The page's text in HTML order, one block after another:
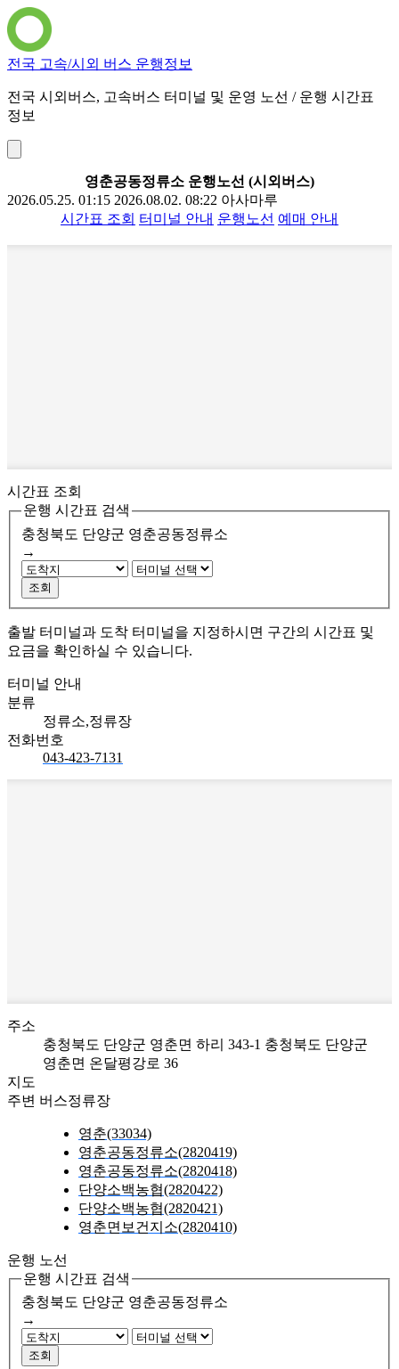
전국 고속/시외 버스 운행정보
전국 시외버스, 고속버스 터미널 및 운영 노선 / 운행 시간표
정보
영춘공동정류소 운행노선 (시외버스)
2026.05.25. 01:15 2026.08.02. 08:22 아사마루
시간표 조회 터미널 안내 운행노선 예매 안내
시간표 조회
운행 시간표 검색
충청북도 단양군 영춘공동정류소
→
조회
출발 터미널과 도착 터미널을 지정하시면 구간의 시간표 및
요금을 확인하실 수 있습니다.
터미널 안내
분류
정류소,정류장
전화번호
043-423-7131
주소
충청북도 단양군 영춘면 하리 343-1 충청북도 단양군
영춘면 온달평강로 36
지도
주변 버스정류장
영춘(33034)
영춘공동정류소(2820419)
영춘공동정류소(2820418)
단양소백농협(2820422)
단양소백농협(2820421)
영춘면보건지소(2820410)
운행 노선
운행 시간표 검색
충청북도 단양군 영춘공동정류소
→
조회